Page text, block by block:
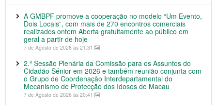
A GMBPF promove a cooperação no modelo “Um Evento,
Dois Locais”, com mais de 270 encontros comerciais
realizados ontem Aberta gratuitamente ao público em
geral a partir de hoje
7 de Agosto de 2026 às 21:31
2.ª Sessão Plenária da Comissão para os Assuntos do
Cidadão Sénior em 2026 e também reunião conjunta com
o Grupo de Coordenação Interdepartamental do
Mecanismo de Protecção dos Idosos de Macau
7 de Agosto de 2026 às 20:41